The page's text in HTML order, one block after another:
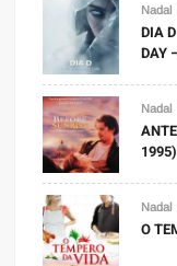
Nadal
DIA
DAY
Nadal
1995)
Nadal
O